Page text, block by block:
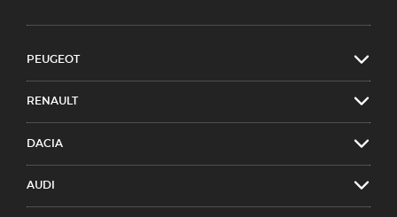
PEUGEOT
RENAULT
DACIA
AUDI